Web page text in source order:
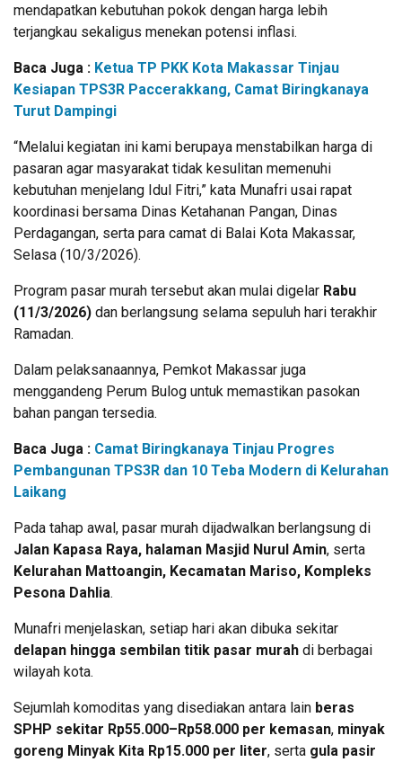
mendapatkan kebutuhan pokok dengan harga lebih
terjangkau sekaligus menekan potensi inflasi.
Baca Juga : Ketua TP PKK Kota Makassar Tinjau
Kesiapan TPS3R Paccerakkang, Camat Biringkanaya
Turut Dampingi
“Melalui kegiatan ini kami berupaya menstabilkan harga di
pasaran agar masyarakat tidak kesulitan memenuhi
kebutuhan menjelang Idul Fitri,” kata Munafri usai rapat
koordinasi bersama Dinas Ketahanan Pangan, Dinas
Perdagangan, serta para camat di Balai Kota Makassar,
Selasa (10/3/2026).
Program pasar murah tersebut akan mulai digelar Rabu
(11/3/2026) dan berlangsung selama sepuluh hari terakhir
Ramadan.
Dalam pelaksanaannya, Pemkot Makassar juga
menggandeng Perum Bulog untuk memastikan pasokan
bahan pangan tersedia.
Baca Juga : Camat Biringkanaya Tinjau Progres
Pembangunan TPS3R dan 10 Teba Modern di Kelurahan
Laikang
Pada tahap awal, pasar murah dijadwalkan berlangsung di
Jalan Kapasa Raya, halaman Masjid Nurul Amin, serta
Kelurahan Mattoangin, Kecamatan Mariso, Kompleks
Pesona Dahlia.
Munafri menjelaskan, setiap hari akan dibuka sekitar
delapan hingga sembilan titik pasar murah di berbagai
wilayah kota.
Sejumlah komoditas yang disediakan antara lain beras
SPHP sekitar Rp55.000–Rp58.000 per kemasan, minyak
goreng Minyak Kita Rp15.000 per liter, serta gula pasir